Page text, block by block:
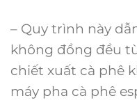
– Quy trình này
không đồng đều
chiết xuất cà phê
máy pha cà phê